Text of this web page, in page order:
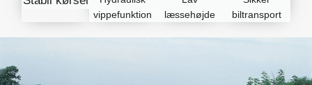
vippefunktion
læssehøjde
biltransport